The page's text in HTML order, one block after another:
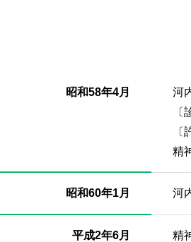
昭和58年4月
河
精
昭和60年1月 河
平成2年6月 精